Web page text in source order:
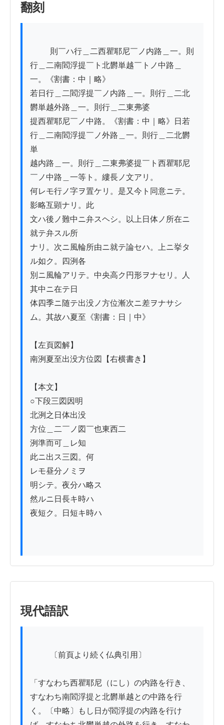
翻刻
行＿二南閻浮提￣ト北欝単越￣トノ中路＿
一。《割書：中｜略》
若日行＿二閻浮提￣ノ内路＿一。則行＿二北
欝単越外路＿一。則行＿二東弗婆
提西瞿耶尼￣ノ中路。《割書：中｜略》日若
行＿二南閻浮提￣ノ外路＿一。則行＿二北欝
単
越内路＿一。則行＿二東弗婆提￣ト西瞿耶尼
￣ノ中路＿一等ト。縷長ノ文アリ。
何レモ行ノ字ヲ置ケリ。是又今ト同意ニテ。
影略互顕ナリ。此
文ハ後ノ難中ニ弁スヘシ。以上日体ノ所在ニ
就テ弁スル所
ナリ。次ニ風輪所由ニ就テ論セハ。上ニ挙タ
ル如ク。四洌各
別ニ風輪アリテ。中央高ク円形ヲナセリ。人
其中ニ在テ日
体四季ニ随テ出没ノ方位漸次ニ差ヲナサシ
ム。其故ハ夏至《割書：日｜中》
【左頁図解】
南洌夏至出没方位図【右横書き】
【本文】
○下段三図因明
北洌之日体出没
方位＿二￣ノ図￣也東西二
洌準而可＿レ知
此ニ出ス三図。何
レモ昼分ノミヲ
明シテ。夜分ハ略ス
然ルニ日長キ時ハ
夜短ク。日短キ時ハ
現代語訳
「すなわち西瞿耶尼（にし）の内路を行き、
すなわち南閻浮提と北欝単越との中路を行
く。〔中略〕もし日が閻浮提の内路を行け